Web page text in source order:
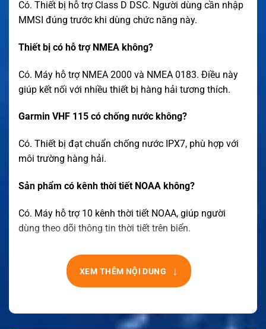
Có. Thiết bị hỗ trợ Class D DSC. Người dùng cần nhập
MMSI đúng trước khi dùng chức năng này.
Thiết bị có hỗ trợ NMEA không?
Có. Máy hỗ trợ NMEA 2000 và NMEA 0183. Điều này
giúp kết nối với nhiều thiết bị hàng hải tương thích.
Garmin VHF 115 có chống nước không?
Có. Thiết bị đạt chuẩn chống nước IPX7, phù hợp với
môi trường hàng hải.
Sản phẩm có kênh thời tiết NOAA không?
Có. Máy hỗ trợ 10 kênh thời tiết NOAA, giúp người
dùng theo dõi thông tin thời tiết trên biển.
XEM THÊM NỘI DUNG ↓